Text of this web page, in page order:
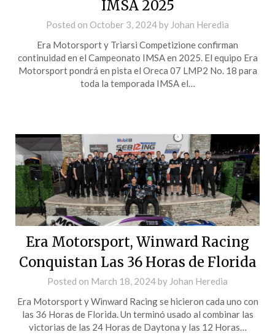
IMSA 2025
Posted on October 3, 2024by Johan Heredia
Era Motorsport y Triarsi Competizione confirman
continuidad en el Campeonato IMSA en 2025. El equipo Era
Motorsport pondrá en pista el Oreca 07 LMP2 No. 18 para
toda la temporada IMSA el…
Era Motorsport, Winward Racing
Conquistan Las 36 Horas de Florida
Posted on March 18, 2024by Johan Heredia
Era Motorsport y Winward Racing se hicieron cada uno con
las 36 Horas de Florida. Un terminó usado al combinar las
victorias de las 24 Horas de Daytona y las 12 Horas…